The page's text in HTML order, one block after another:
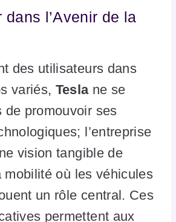
dans l’Avenir de la
des utilisateurs dans
variés, Teslane se
de promouvoir ses
l’entreprise
vision tangible de
mobilité où les véhicules
un rôle central. Ces
permettent aux